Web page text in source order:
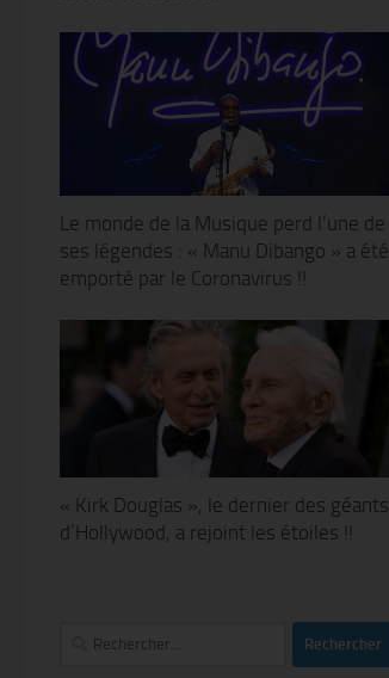
Le monde de la Musique perd l’une de
ses légendes : « Manu Dibango » a été
emporté par le Coronavirus !!
« Kirk Douglas », le dernier des géants
d’Hollywood, a rejoint les étoiles !!
Rechercher :